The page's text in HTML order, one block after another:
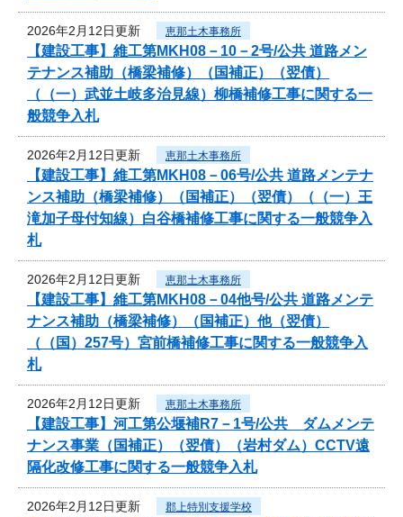
2026年2月12日更新 恵那土木事務所
【建設工事】維工第MKH08－10－2号/公共 道路メン
テナンス補助（橋梁補修）（国補正）（翌債）
（（一）武並土岐多治見線）柳橋補修工事に関する一
般競争入札
2026年2月12日更新 恵那土木事務所
【建設工事】維工第MKH08－06号/公共 道路メンテナ
ンス補助（橋梁補修）（国補正）（翌債）（（一）王
滝加子母付知線）白谷橋補修工事に関する一般競争入
札
2026年2月12日更新 恵那土木事務所
【建設工事】維工第MKH08－04他号/公共 道路メンテ
ナンス補助（橋梁補修）（国補正）他（翌債）
（（国）257号）宮前橋補修工事に関する一般競争入
札
2026年2月12日更新 恵那土木事務所
【建設工事】河工第公堰補R7－1号/公共 ダムメンテ
ナンス事業（国補正）（翌債）（岩村ダム）CCTV遠
隔化改修工事に関する一般競争入札
2026年2月12日更新 郡上特別支援学校